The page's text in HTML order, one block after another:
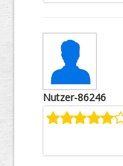
Nutzer-86246